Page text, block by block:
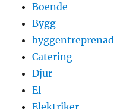
Boende
Bygg
byggentreprenad
Catering
Djur
El